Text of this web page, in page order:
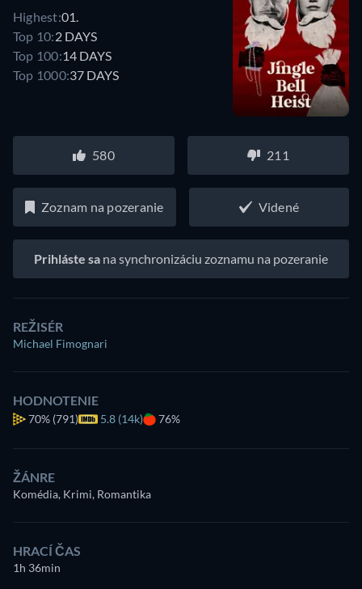
Highest:01.
Top 10:2 DAYS
Top 100:14 DAYS
Top 1000:37 DAYS
580 211
Zoznam na pozeranie Videné
Prihláste sa na synchronizáciu zoznamu na pozeranie
REŽISÉR
Michael Fimognari
HODNOTENIE
70% (791) 5.8 (14k) 76%
ŽÁNRE
Komédia, Krimi, Romantika
HRACÍ ČAS
1h 36min